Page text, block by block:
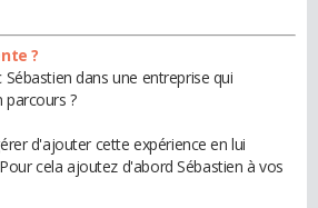
?
dans une entreprise qui
parcours ?
d'ajouter cette expérience en lui
cela ajoutez d'abord Sébastien à vos